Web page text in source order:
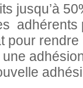
jusqu’à
adhérents
pour